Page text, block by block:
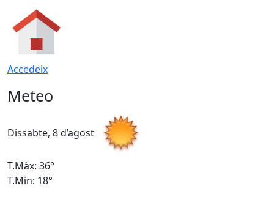
Accedeix
Meteo
Dissabte, 8 d’agost
T.Màx: 36°
T.Min: 18°